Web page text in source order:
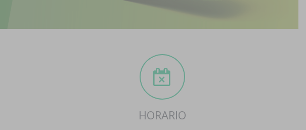
HORARIO